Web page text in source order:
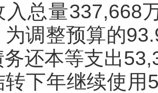
入总量337,668
为调整预算的
还本等支出
转下年继续使用